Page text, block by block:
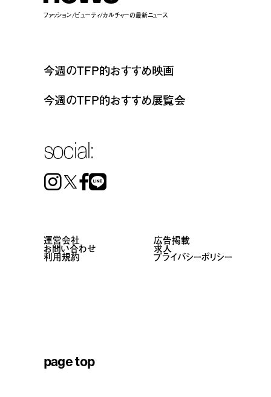
ファッション/ビューティ/カルチャーの最新ニュース
今週のTFP的おすすめ映画
今週のTFP的おすすめ展覧会
social:
Instagram FacebookLine
運営会社 広告掲載
お問い合わせ 求人
利用規約 プライバシーポリシー
page top